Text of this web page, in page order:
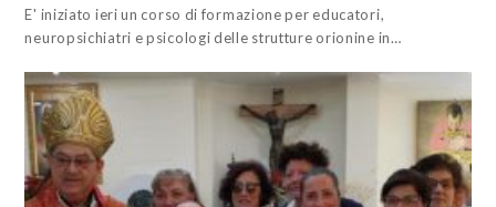
E' iniziato ieri un corso di formazione per educatori,
neuropsichiatri e psicologi delle strutture orionine in…